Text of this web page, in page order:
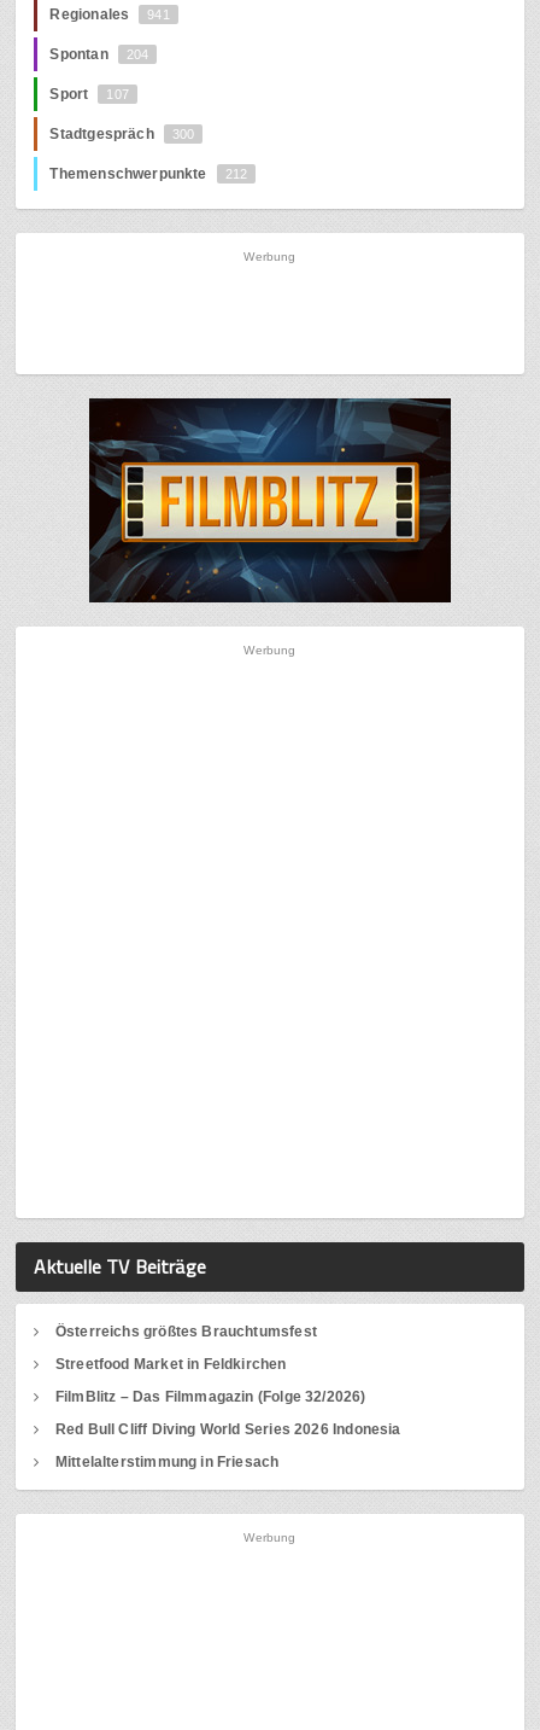
Regionales 941
Spontan 204
Sport 107
Stadtgespräch 300
Themenschwerpunkte 212
Werbung
Werbung
Aktuelle TV Beiträge
Österreichs größtes Brauchtumsfest
Streetfood Market in Feldkirchen
FilmBlitz – Das Filmmagazin (Folge 32/2026)
Red Bull Cliff Diving World Series 2026 Indonesia
Mittelalterstimmung in Friesach
Werbung